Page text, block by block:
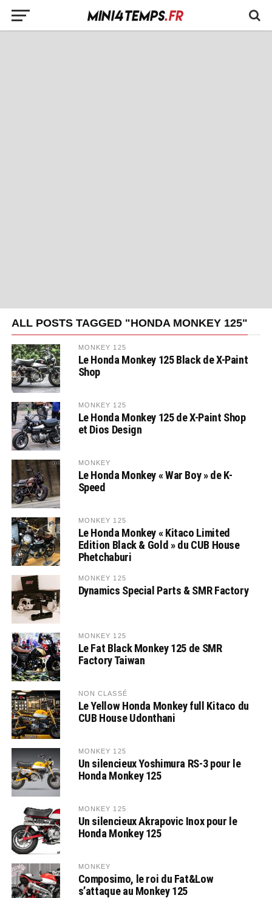
ALL POSTS TAGGED "HONDA MONKEY 125"
MONKEY 125
Le Honda Monkey 125 Black de X-Paint
Shop
MONKEY 125
Le Honda Monkey 125 de X-Paint Shop
et Dios Design
MONKEY
Le Honda Monkey « War Boy » de K-
Speed
MONKEY 125
Le Honda Monkey « Kitaco Limited
Edition Black & Gold » du CUB House
Phetchaburi
MONKEY 125
Dynamics Special Parts & SMR Factory
MONKEY 125
Le Fat Black Monkey 125 de SMR
Factory Taiwan
NON CLASSÉ
Le Yellow Honda Monkey full Kitaco du
CUB House Udonthani
MONKEY 125
Un silencieux Yoshimura RS-3 pour le
Honda Monkey 125
MONKEY 125
Un silencieux Akrapovic Inox pour le
Honda Monkey 125
MONKEY
Composimo, le roi du Fat&Low
s’attaque au Monkey 125